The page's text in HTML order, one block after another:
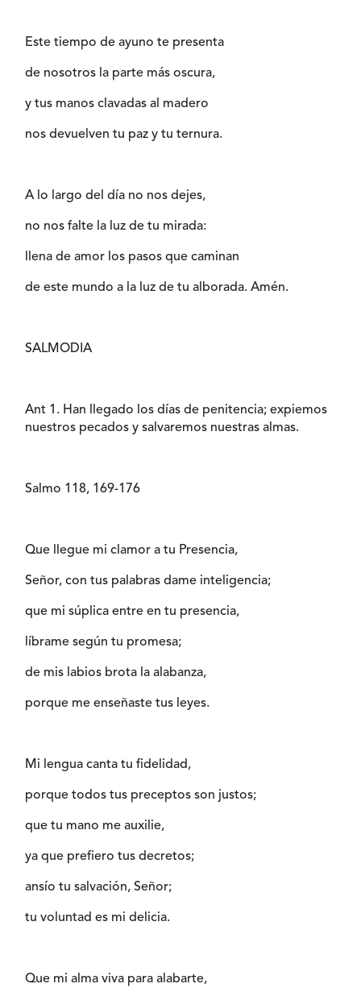
Este tiempo de ayuno te presenta
de nosotros la parte más oscura,
y tus manos clavadas al madero
nos devuelven tu paz y tu ternura.
A lo largo del día no nos dejes,
no nos falte la luz de tu mirada:
llena de amor los pasos que caminan
de este mundo a la luz de tu alborada. Amén.
SALMODIA
Ant 1. Han llegado los días de penitencia; expiemos
nuestros pecados y salvaremos nuestras almas.
Salmo 118, 169-176
Que llegue mi clamor a tu Presencia,
Señor, con tus palabras dame inteligencia;
que mi súplica entre en tu presencia,
líbrame según tu promesa;
de mis labios brota la alabanza,
porque me enseñaste tus leyes.
Mi lengua canta tu fidelidad,
porque todos tus preceptos son justos;
que tu mano me auxilie,
ya que prefiero tus decretos;
ansío tu salvación, Señor;
tu voluntad es mi delicia.
Que mi alma viva para alabarte,